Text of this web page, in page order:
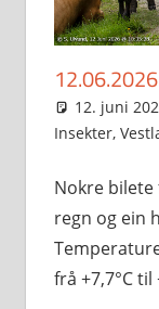
12. juni
Insekter,
Nokre bilete
regn og ein
frå +7,7°C til